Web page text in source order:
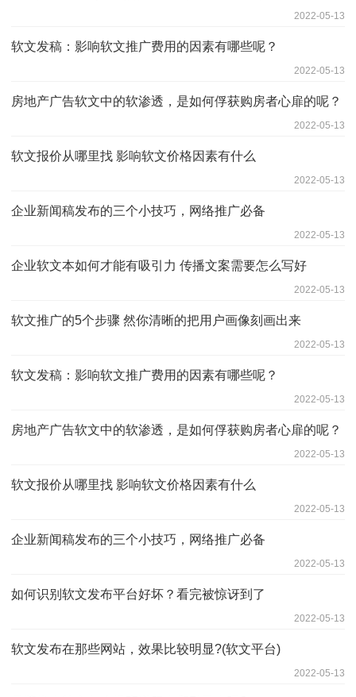
2022-05-13
软文发稿：影响软文推广费用的因素有哪些呢？
2022-05-13
房地产广告软文中的软渗透，是如何俘获购房者心扉的呢？
2022-05-13
软文报价从哪里找 影响软文价格因素有什么
2022-05-13
企业新闻稿发布的三个小技巧，网络推广必备
2022-05-13
企业软文本如何才能有吸引力 传播文案需要怎么写好
2022-05-13
软文推广的5个步骤 然你清晰的把用户画像刻画出来
2022-05-13
软文发稿：影响软文推广费用的因素有哪些呢？
2022-05-13
房地产广告软文中的软渗透，是如何俘获购房者心扉的呢？
2022-05-13
软文报价从哪里找 影响软文价格因素有什么
2022-05-13
企业新闻稿发布的三个小技巧，网络推广必备
2022-05-13
如何识别软文发布平台好坏？看完被惊讶到了
2022-05-13
软文发布在那些网站，效果比较明显?(软文平台)
2022-05-13